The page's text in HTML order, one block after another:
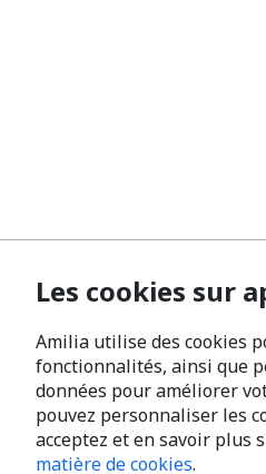
Les cookies sur
Amilia utilise des cookies
fonctionnalités, ainsi que
données pour améliorer
pouvez personnaliser les
acceptez et en savoir plus
matière de cookies.